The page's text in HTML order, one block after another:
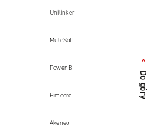
Unilinker
MuleSoft
Power BI
Pimcore
Akeneo
<
Do góry